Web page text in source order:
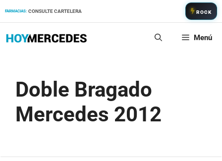
FARMACIAS: CONSULTE CARTELERA ROCK
Menú
Doble Bragado
Mercedes 2012